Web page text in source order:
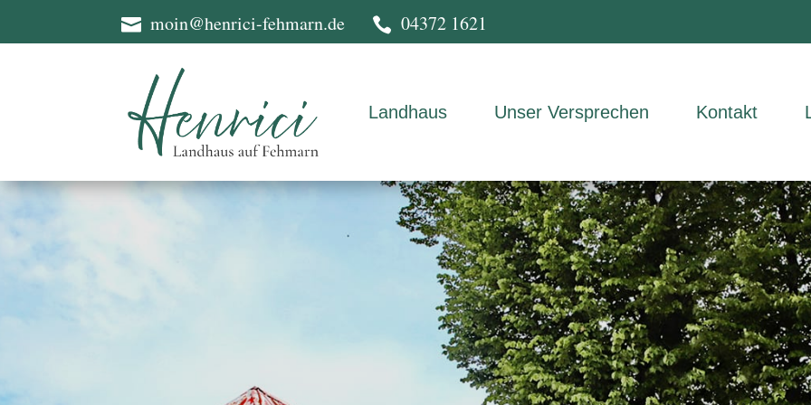
 moin@henrici-fehmarn.de  04372 1621
Landhaus Unser Versprechen Kontakt